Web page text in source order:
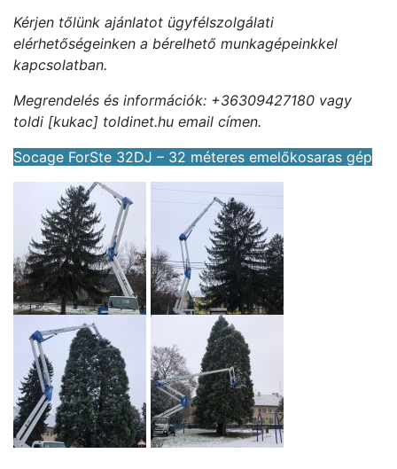
Kérjen tőlünk ajánlatot ügyfélszolgálati
elérhetőségeinken a bérelhető munkagépeinkkel
kapcsolatban.
Megrendelés és információk: +36309427180 vagy
toldi [kukac] toldinet.hu email címen.
Socage ForSte 32DJ – 32 méteres emelőkosaras gép